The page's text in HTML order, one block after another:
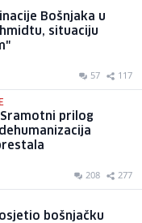
Bošnjaka u
situaciju
57 117
prilog
208 277
bošnjačku